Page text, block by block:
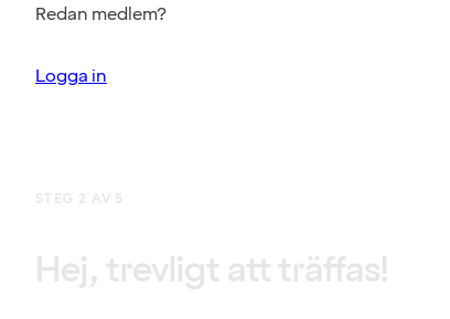
Redan medlem?
Logga in
STEG 2 AV 5
Hej, trevligt att träffas!